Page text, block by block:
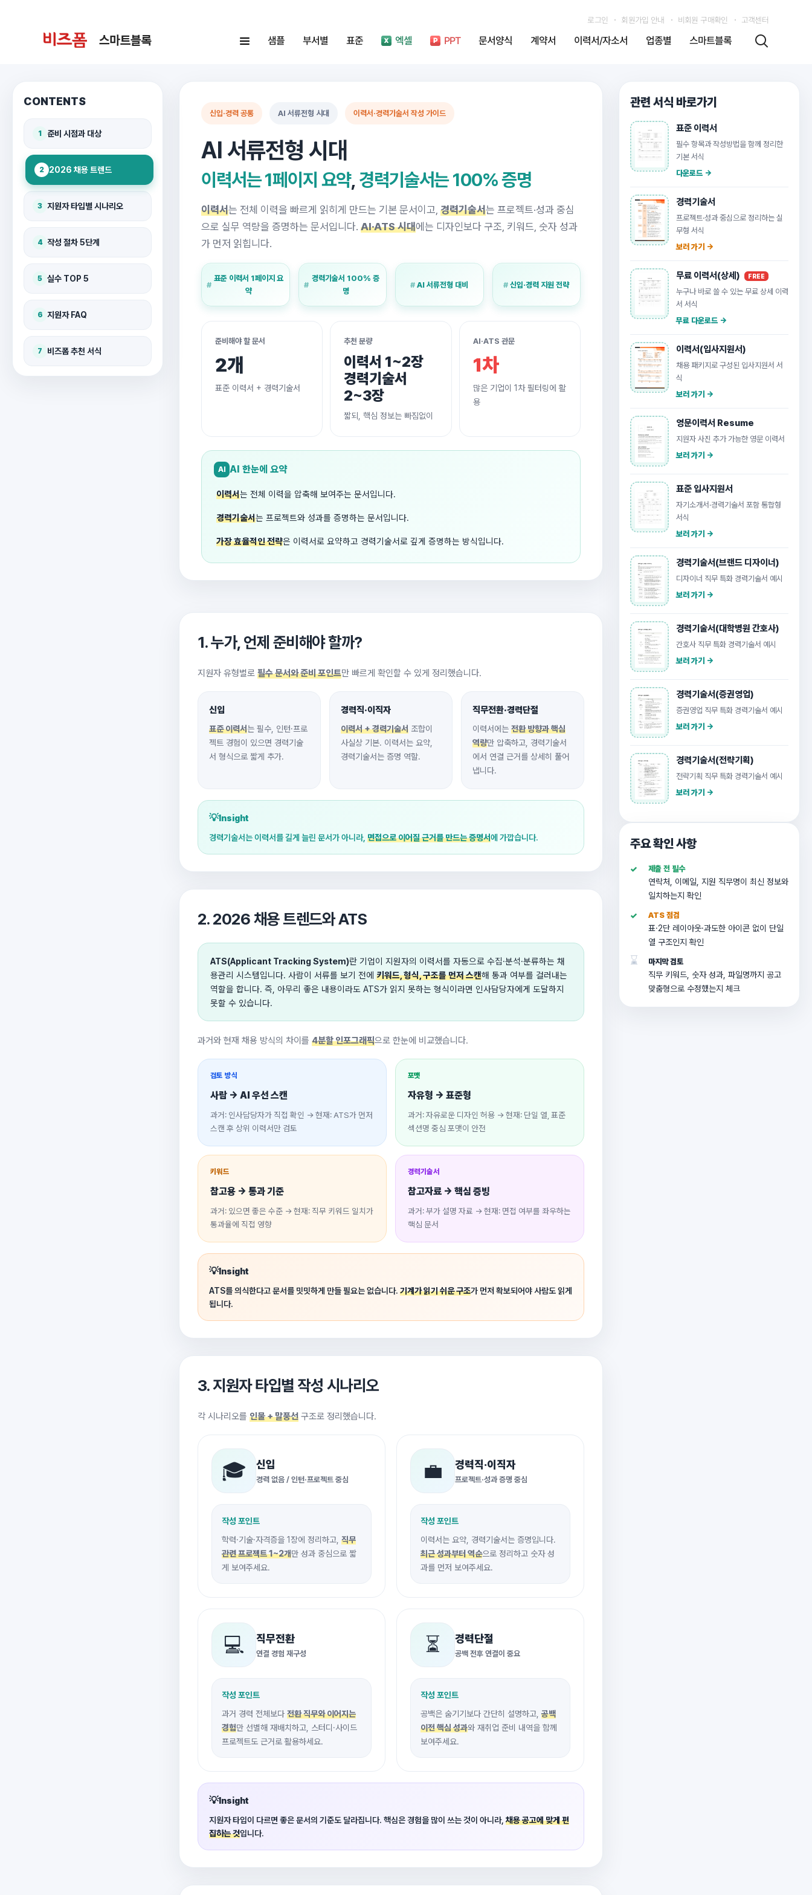
샘플 부서별 표준 엑셀 PPT 문서양식 계약서 이력서/자소서 업종별 스마트블록
로그인 회원가입 안내 비회원 구매확인 고객센터
CONTENTS
1 준비 시점과 대상
2 2026 채용 트렌드
3 지원자 타입별 시나리오
4 작성 절차 5단계
5 실수 TOP 5
6 지원자 FAQ
7 비즈폼 추천 서식
신입·경력 공통 AI 서류전형 시대 이력서·경력기술서 작성 가이드
AI 서류전형 시대
이력서는 1페이지 요약,경력기술서는 100% 증명
이력서는 전체 이력을 빠르게 읽히게 만드는 기본 문서이고, 경력기술서는 프로젝트·성과 중심
으로 실무 역량을 증명하는 문서입니다. AI·ATS 시대에는 디자인보다 구조, 키워드, 숫자 성과
가 먼저 읽힙니다.
표준 이력서 1페이지 요
약
경력기술서 100% 증
명
AI 서류전형 대비 신입·경력 지원 전략
준비해야 할 문서
2개
표준 이력서 + 경력기술서
추천 분량
이력서 1~2장
경력기술서
2~3장
짧되, 핵심 정보는 빠짐없이
AI·ATS 관문
1차
많은 기업이 1차 필터링에 활
용
AI AI 한눈에 요약
이력서는 전체 이력을 압축해 보여주는 문서입니다.
경력기술서는 프로젝트와 성과를 증명하는 문서입니다.
가장 효율적인 전략은 이력서로 요약하고 경력기술서로 깊게 증명하는 방식입니다.
1. 누가, 언제 준비해야 할까?
지원자 유형별로 필수 문서와 준비 포인트만 빠르게 확인할 수 있게 정리했습니다.
신입
표준 이력서는 필수, 인턴·프로
젝트 경험이 있으면 경력기술
서 형식으로 짧게 추가.
경력직·이직자
이력서 + 경력기술서 조합이
사실상 기본. 이력서는 요약,
경력기술서는 증명 역할.
직무전환·경력단절
이력서에는 전환 방향과 핵심
역량만 압축하고, 경력기술서
에서 연결 근거를 상세히 풀어
냅니다.
💡Insight
경력기술서는 이력서를 길게 늘린 문서가 아니라, 면접으로 이어질 근거를 만드는 증명서에 가깝습니다.
2. 2026 채용 트렌드와 ATS
ATS(Applicant Tracking System)란 기업이 지원자의 이력서를 자동으로 수집·분석·분류하는 채
용관리 시스템입니다. 사람이 서류를 보기 전에 키워드, 형식, 구조를 먼저 스캔해 통과 여부를 걸러내는
역할을 합니다. 즉, 아무리 좋은 내용이라도 ATS가 읽지 못하는 형식이라면 인사담당자에게 도달하지
못할 수 있습니다.
과거와 현재 채용 방식의 차이를 4분할 인포그래픽으로 한눈에 비교했습니다.
검토 방식
사람 → AI 우선 스캔
과거: 인사담당자가 직접 확인 → 현재: ATS가 먼저
스캔 후 상위 이력서만 검토
포맷
자유형 → 표준형
과거: 자유로운 디자인 허용 → 현재: 단일 열, 표준
섹션명 중심 포맷이 안전
키워드
참고용 → 통과 기준
과거: 있으면 좋은 수준 → 현재: 직무 키워드 일치가
통과율에 직접 영향
경력기술서
참고자료 → 핵심 증빙
과거: 부가 설명 자료 → 현재: 면접 여부를 좌우하는
핵심 문서
💡Insight
ATS를 의식한다고 문서를 밋밋하게 만들 필요는 없습니다. 기계가 읽기 쉬운 구조가 먼저 확보되어야 사람도 읽게
됩니다.
3. 지원자 타입별 작성 시나리오
각 시나리오를 인물 + 말풍선 구조로 정리했습니다.
🎓 신입
경력 없음 / 인턴·프로젝트 중심
작성 포인트
학력·기술·자격증을 1장에 정리하고, 직무
관련 프로젝트 1~2개만 성과 중심으로 짧
게 보여주세요.
💼 경력직·이직자
프로젝트·성과 증명 중심
작성 포인트
이력서는 요약, 경력기술서는 증명입니다.
최근 성과부터 역순으로 정리하고 숫자 성
과를 먼저 보여주세요.
💻 직무전환
연결 경험 재구성
작성 포인트
과거 경력 전체보다 전환 직무와 이어지는
경험만 선별해 재배치하고, 스터디·사이드
프로젝트도 근거로 활용하세요.
⏳ 경력단절
공백 전후 연결이 중요
작성 포인트
공백은 숨기기보다 간단히 설명하고, 공백
이전 핵심 성과와 재취업 준비 내역을 함께
보여주세요.
💡Insight
지원자 타입이 다르면 좋은 문서의 기준도 달라집니다. 핵심은 경험을 많이 쓰는 것이 아니라, 채용 공고에 맞게 편
집하는 것입니다.
관련 서식 바로가기
표준 이력서
필수 항목과 작성방법을 함께 정리한
기본 서식
다운로드 →
경력기술서
프로젝트·성과 중심으로 정리하는 실
무형 서식
보러 가기 →
무료 이력서(상세) FREE
누구나 바로 쓸 수 있는 무료 상세 이력
서 서식
무료 다운로드 →
이력서(입사지원서)
채용 패키지로 구성된 입사지원서 서
식
보러 가기 →
영문이력서 Resume
지원자 사진 추가 가능한 영문 이력서
보러 가기 →
표준 입사지원서
자기소개서·경력기술서 포함 통합형
서식
보러 가기 →
경력기술서(브랜드 디자이너)
디자이너 직무 특화 경력기술서 예시
보러 가기 →
경력기술서(대학병원 간호사)
간호사 직무 특화 경력기술서 예시
보러 가기 →
경력기술서(증권영업)
증권영업 직무 특화 경력기술서 예시
보러 가기 →
경력기술서(전략기획)
전략기획 직무 특화 경력기술서 예시
보러 가기 →
주요 확인 사항
✓ 제출 전 필수
연락처, 이메일, 지원 직무명이 최신 정보와
일치하는지 확인
✓ ATS 점검
표·2단 레이아웃·과도한 아이콘 없이 단일
열 구조인지 확인
⌛ 마지막 검토
직무 키워드, 숫자 성과, 파일명까지 공고
맞춤형으로 수정했는지 체크